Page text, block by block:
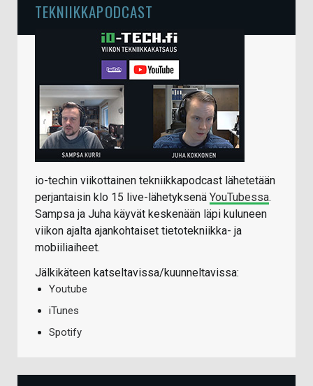
TEKNIIKKAPODCAST
io-techin viikottainen tekniikkapodcast lähetetään
perjantaisin klo 15 live-lähetyksenä YouTubessa.
Sampsa ja Juha käyvät keskenään läpi kuluneen
viikon ajalta ajankohtaiset tietotekniikka- ja
mobiiliaiheet.
Jälkikäteen katseltavissa/kuunneltavissa:
Youtube
iTunes
Spotify